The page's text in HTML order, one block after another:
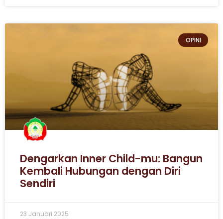
OPINI
Dengarkan Inner Child-mu: Bangun
Kembali Hubungan dengan Diri
Sendiri
23 Januari 2025